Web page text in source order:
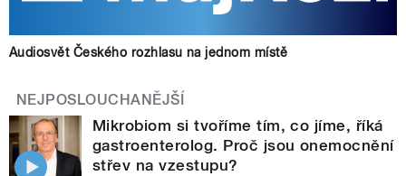
Audiosvět Českého rozhlasu na jednom místě
NEJPOSLOUCHANĚJŠÍ
Mikrobiom si tvoříme tím, co jíme, říká
gastroenterolog. Proč jsou onemocnění
střev na vzestupu?